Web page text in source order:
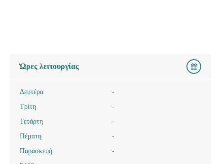
Ώρες λειτουργίας
Δευτέρα
-
Τρίτη
-
Τετάρτη
-
Πέμπτη
-
Παρασκευή
-